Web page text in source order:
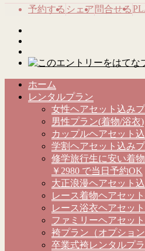
予約する シェア 問合せる
ホーム
レンタルプラン
女性ヘアセット込み
男性プラン(着物/浴衣)
カップルヘアセット
学割ヘアセット込み
修学旅行生に安い着
￥2980 で当日予約OK
大正浪漫ヘアセット
レース着物ヘアセッ
レース浴衣ヘアセッ
ファミリーヘアセッ
袴プラン（オプション
卒業式袴レンタルプ